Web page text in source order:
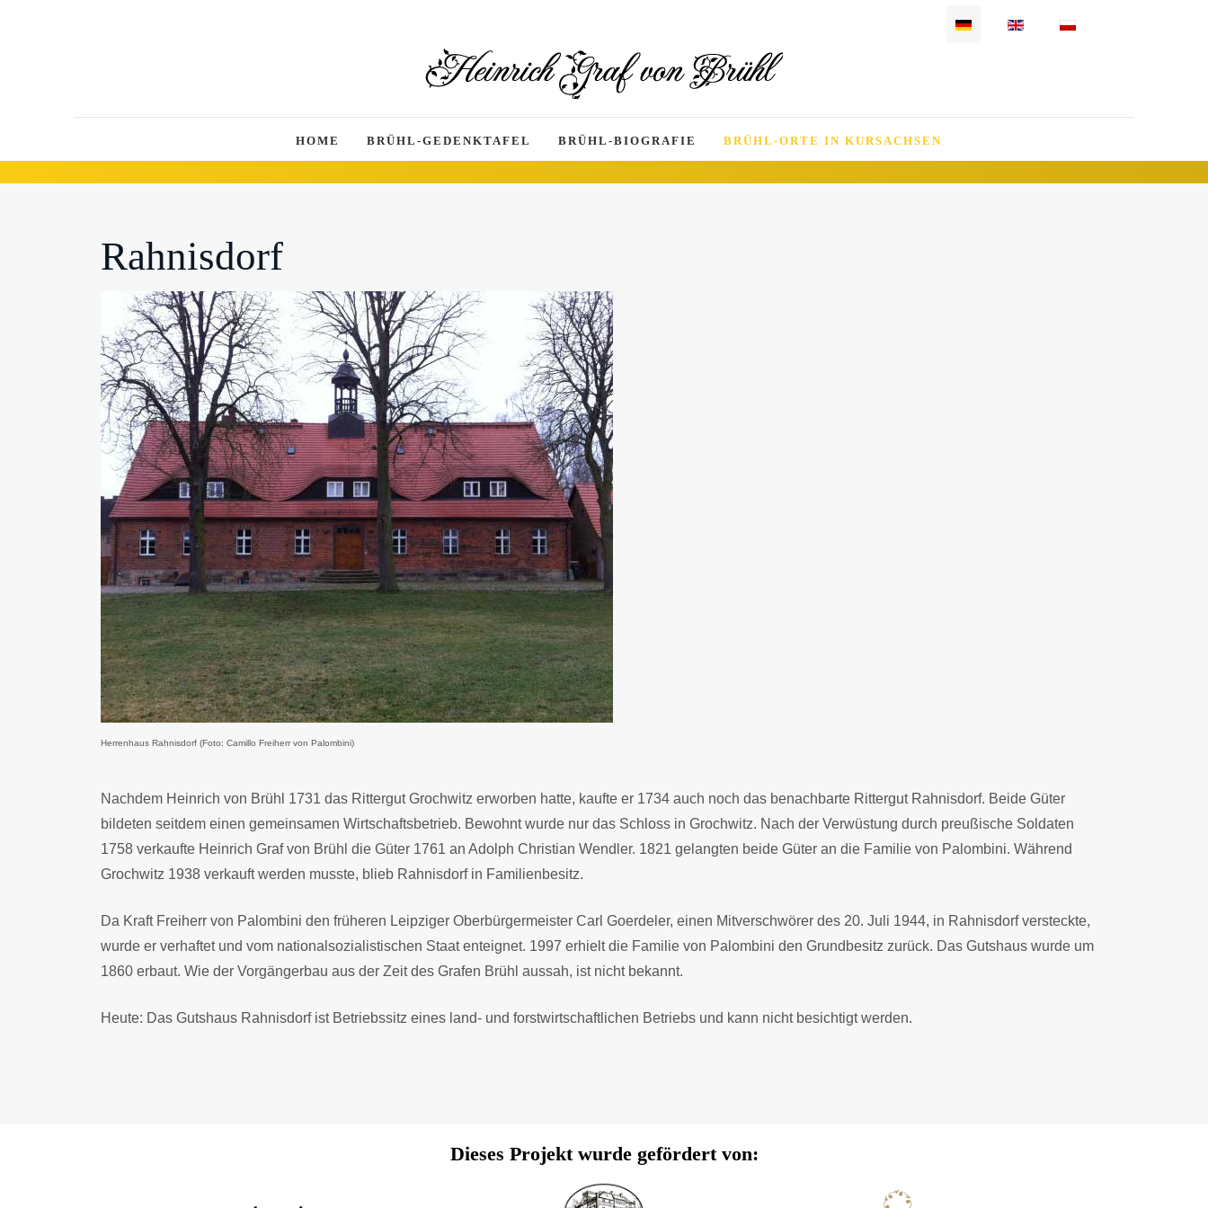
HOME BRÜHL-GEDENKTAFEL BRÜHL-BIOGRAFIE BRÜHL-ORTE IN KURSACHSEN
Rahnisdorf
Herrenhaus Rahnisdorf (Foto: Camillo Freiherr von Palombini)
Nachdem Heinrich von Brühl 1731 das Rittergut Grochwitz erworben hatte, kaufte er 1734 auch noch das benachbarte Rittergut Rahnisdorf. Beide Güter
bildeten seitdem einen gemeinsamen Wirtschaftsbetrieb. Bewohnt wurde nur das Schloss in Grochwitz. Nach der Verwüstung durch preußische Soldaten
1758 verkaufte Heinrich Graf von Brühl die Güter 1761 an Adolph Christian Wendler. 1821 gelangten beide Güter an die Familie von Palombini. Während
Grochwitz 1938 verkauft werden musste, blieb Rahnisdorf in Familienbesitz.
Da Kraft Freiherr von Palombini den früheren Leipziger Oberbürgermeister Carl Goerdeler, einen Mitverschwörer des 20. Juli 1944, in Rahnisdorf versteckte,
wurde er verhaftet und vom nationalsozialistischen Staat enteignet. 1997 erhielt die Familie von Palombini den Grundbesitz zurück. Das Gutshaus wurde um
1860 erbaut. Wie der Vorgängerbau aus der Zeit des Grafen Brühl aussah, ist nicht bekannt.
Heute: Das Gutshaus Rahnisdorf ist Betriebssitz eines land- und forstwirtschaftlichen Betriebs und kann nicht besichtigt werden.
Dieses Projekt wurde gefördert von: